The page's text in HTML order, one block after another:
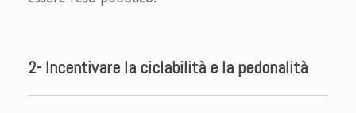
2- Incentivare la ciclabilità e la pedonalità